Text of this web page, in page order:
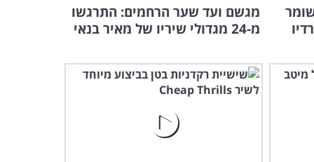
מגשם ועד שער הרחמים: התרגשו
מ-24 מגדולי שיריו של מאיר בנאי